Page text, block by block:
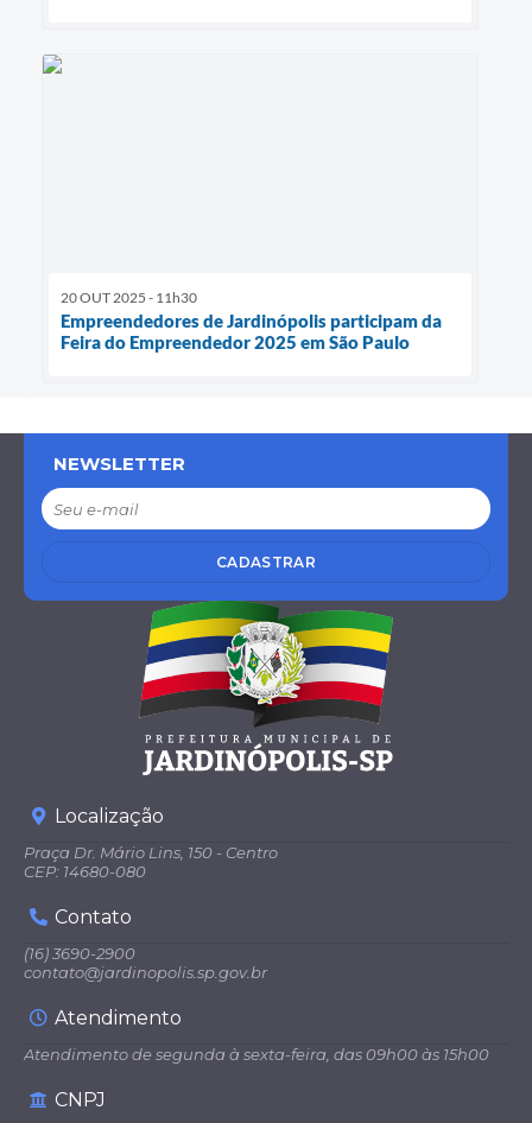
20 OUT 2025 - 11h30
Empreendedores de Jardinópolis participam da
Feira do Empreendedor 2025 em São Paulo
NEWSLETTER
CADASTRAR
Localização
Praça Dr. Mário Lins, 150 - Centro
CEP: 14680-080
Contato
(16) 3690-2900
contato@jardinopolis.sp.gov.br
Atendimento
Atendimento de segunda à sexta-feira, das 09h00 às 15h00
CNPJ